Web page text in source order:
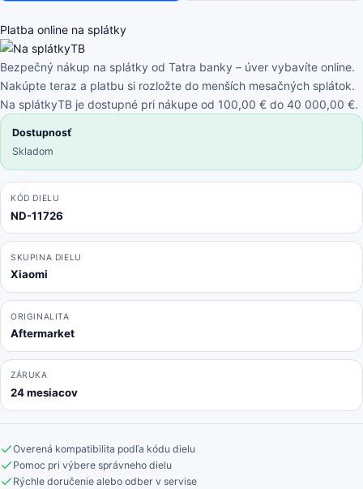
Note
4
SD
Global
-
Batéria
BN43
4100mAh
Platba online na splátky
Bezpečný nákup na splátky od Tatra banky – úver vybavíte online.
Nakúpte teraz a platbu si rozložte do menších mesačných splátok.
Na splátkyTB je dostupné pri nákupe od 100,00 € do 40 000,00 €.
Dostupnosť
Skladom
KÓD DIELU
ND-11726
SKUPINA DIELU
Xiaomi
ORIGINALITA
Aftermarket
ZÁRUKA
24 mesiacov
Overená kompatibilita podľa kódu dielu
Pomoc pri výbere správneho dielu
Rýchle doručenie alebo odber v servise